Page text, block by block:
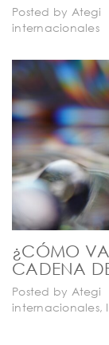
Posted by Ategi
internacionales
¿CÓMO
CADENA
Posted by Ategi
internacionales,